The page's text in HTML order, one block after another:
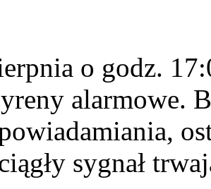
o godz.
alarmowe.
sygnał